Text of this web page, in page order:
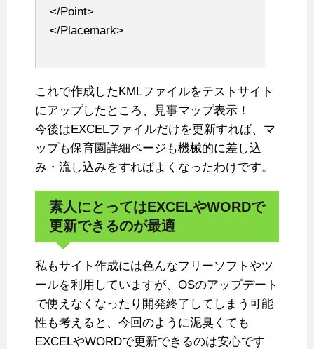
</Point>
</Placemark>
これで作成したKMLファイルをテストサイト
にアップしたところ、見事マップ表示！
今後はEXCELファイルだけを更新すれば、マ
ップも保育園詳細ページも機械的に差し込
み・流し込みをすればよくなったわけです。
素人にとってはEXCELやWORDで
更新できるのが最適
私もサイト作成には色んなフリーソフトやツ
ールを利用していますが、OSのアップデート
で使えなくなったり開発終了してしまう可能
性も考えると、今回のように泥臭くても
EXCELやWORDで更新できるのは安心です